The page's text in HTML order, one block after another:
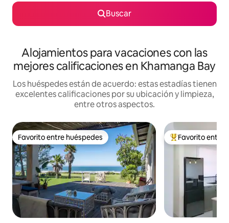
Buscar
Alojamientos para vacaciones con las
mejores calificaciones en Khamanga Bay
Los huéspedes están de acuerdo: estas estadías tienen
excelentes calificaciones por su ubicación y limpieza,
entre otros aspectos.
Favorito entre huéspedes
Favorito entre huéspedes Favorito entre
Favorito entre